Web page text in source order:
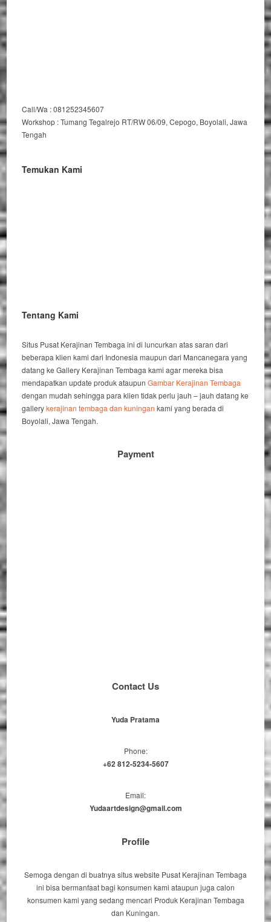
Call/Wa : 081252345607
Workshop : Tumang Tegalrejo RT/RW 06/09, Cepogo, Boyolali, Jawa
Tengah
Temukan Kami
Tentang Kami
Situs Pusat Kerajinan Tembaga ini di luncurkan atas saran dari
beberapa klien kami dari Indonesia maupun dari Mancanegara yang
datang ke Gallery Kerajinan Tembaga kami agar mereka bisa
mendapatkan update produk ataupunGambar Kerajinan Tembaga
dengan mudah sehingga para klien tidak perlu jauh – jauh datang ke
gallerykerajinan tembaga dan kuningan kami yang berada di
Boyolali, Jawa Tengah.
Payment
Contact Us
Yuda Pratama
Phone:
+62 812-5234-5607
Email:
Yudaartdesign@gmail.com
Profile
Semoga dengan di buatnya situs website Pusat Kerajinan Tembaga
ini bisa bermanfaat bagi konsumen kami ataupun juga calon
konsumen kami yang sedang mencari Produk Kerajinan Tembaga
dan Kuningan.